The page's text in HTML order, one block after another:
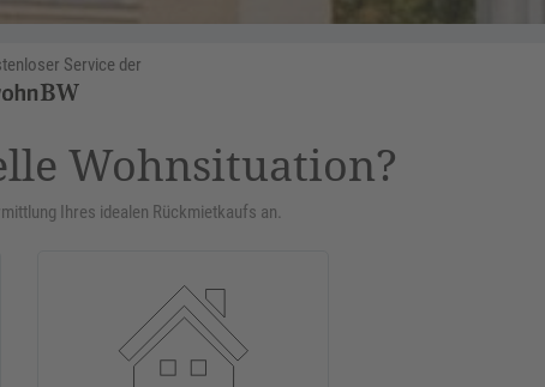
Service der
Wohnsituation?
Ihres idealen Rückmietkaufs an.